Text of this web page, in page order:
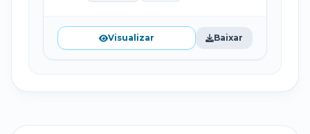
Visualizar Baixar